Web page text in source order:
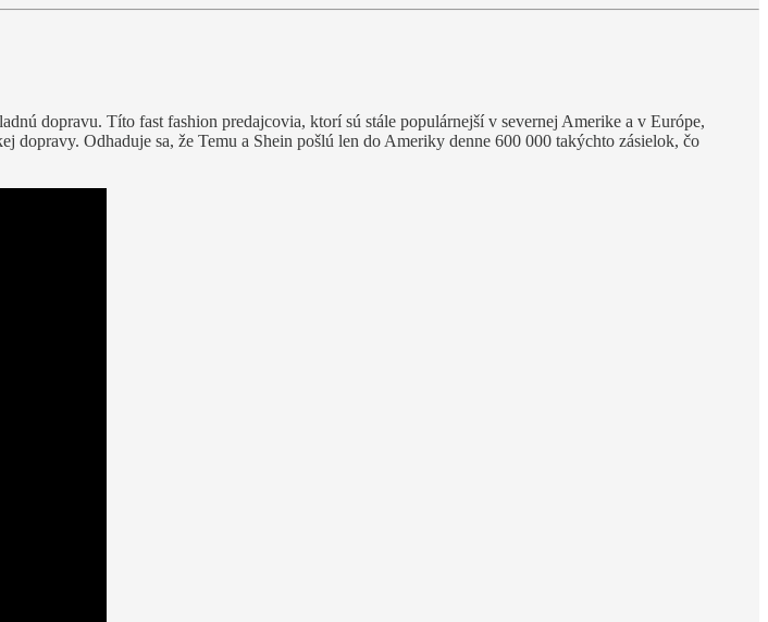
dopravu. Títo fast fashion predajcovia, ktorí sú stále populárnejší v severnej Amerike a v Európe,
Odhaduje sa, že Temu a Shein pošlú len do Ameriky denne 600 000 takýchto zásielok, čo